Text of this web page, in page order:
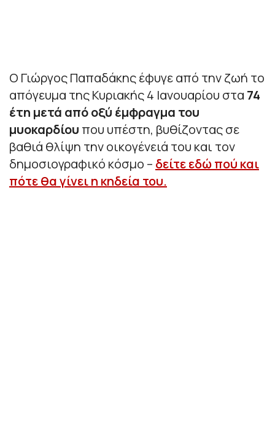
Ο Γιώργος Παπαδάκης έφυγε από την ζωή το
απόγευμα της Κυριακής 4 Ιανουαρίου στα 74
έτη μετά από οξύ έμφραγμα του
μυοκαρδίου που υπέστη, βυθίζοντας σε
βαθιά θλίψη την οικογένειά του και τον
δημοσιογραφικό κόσμο – δείτε εδώ πού και
πότε θα γίνει η κηδεία του.